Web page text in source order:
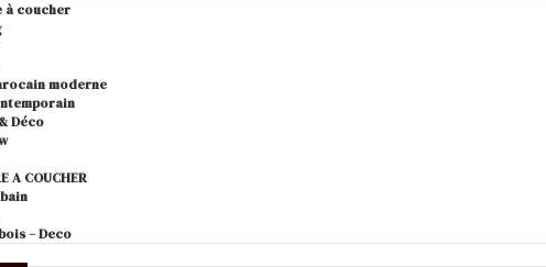
à coucher
moderne
Déco
A COUCHER
– Deco